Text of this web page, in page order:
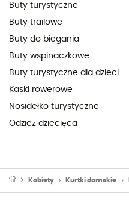
Buty turystyczne
Buty trailowe
Buty do biegania
Buty wspinaczkowe
Buty turystyczne dla dzieci
Kaski rowerowe
Nosidełko turystyczne
Odzież dziecięca
Kobiety Kurtki damskie